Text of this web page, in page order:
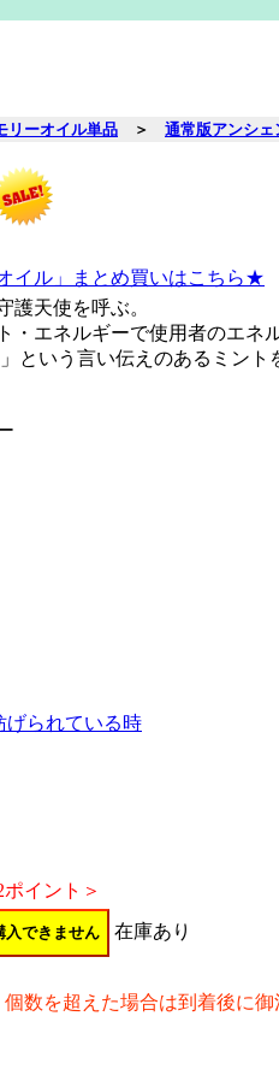
リーオイル単品 ＞ 通常版アンシ
イル」まとめ買いはこちら★
護天使を呼ぶ。
エネルギーで使用者のエネ
という言い伝えのあるミント
げられている時
ポイント＞
在庫あり
数を超えた場合は到着後に